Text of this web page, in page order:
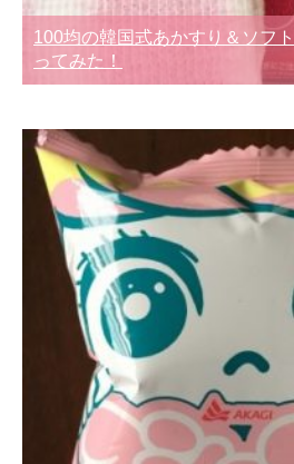
100均の韓国式あかすり＆ソフ
ってみた！